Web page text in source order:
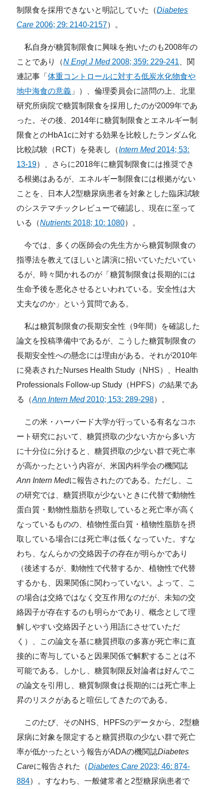
制限食を採用できないと明記していた（Diabetes
Care 2006; 29: 2140-2157）。
私自身が糖質制限食に興味を抱いたのも2008年の
ことであり（N Engl J Med2008; 359: 229-241 、関
連記事「体重コントロールに対する低炭水化物食や
地中海食の意義 」）、倫理委員会に諮問の上、北里
研究所病院で糖質制限食を採用したのが2009年であ
った。その後、2014年に糖質制限食とエネルギー制
限食とのHbA1cに対する効果を比較したランダム化
比較試験（RCT）を発表し（Intern Med2014; 53:
13-19）、さらに2018年に糖質制限食には推奨でき
る根拠はあるが、エネルギー制限食には根拠がない
ことを、日本人2型糖尿病患者を対象とした臨床試験
のシステマチックレビューで確認し、現在に至って
いる（Nutrients 2018; 10: 1080）。
今では、多くの医師会の先生方から糖質制限食の
指導法を教えてほしいと講演に招いていただいてい
るが、時々聞かれるのが「糖質制限食は長期的には
生命予後を悪化させるといわれている。安全性は大
丈夫なのか」という質問である。
私は糖質制限食の長期安全性（9年間）を確認した
論文を投稿準備中であるが、こうした糖質制限食の
長期安全性への懸念には理由がある。それが2010年
に発表されたNurses Health Study（NHS）、Health
Professionals Follow-up Study（HPFS）の結果であ
る（Ann Intern Med2010; 153: 289-298）。
この米・ハーバード大学が行っている有名なコホ
ート研究において、糖質摂取の少ない方から多い方
に十分位に分けると、糖質摂取の少ない群で死亡率
が高かったという内容が、米国内科学会の機関誌
Ann Intern Medに報告されたのである。ただし、こ
の研究では、糖質摂取が少ないときに代替で動物性
蛋白質・動物性脂肪を摂取していると死亡率が高く
なっているものの、植物性蛋白質・植物性脂肪を摂
取している場合には死亡率は低くなっていた。すな
わち、なんらかの交絡因子の存在が明らかであり
（後述するが、動物性で代替するか、植物性で代替
するかも、因果関係に関わっていない。よって、こ
の場合は交絡ではなく交互作用なのだが、未知の交
絡因子が存在するのも明らかであり、概念として理
解しやすい交絡因子という用語にさせていただ
く）、この論文を基に糖質摂取の多寡が死亡率に直
接的に寄与していると因果関係で解釈することは不
可能である。しかし、糖質制限反対論者は好んでこ
の論文を引用し、糖質制限食は長期的には死亡率上
昇のリスクがあると喧伝してきたのである。
このたび、そのNHS、HPFSのデータから、2型糖
尿病に対象を限定すると糖質摂取の少ない群で死亡
率が低かったという報告がADAの機関誌Diabetes
Careに報告された（Diabetes Care 2023; 46: 874-
884）。すなわち、一般健常者と2型糖尿病患者で